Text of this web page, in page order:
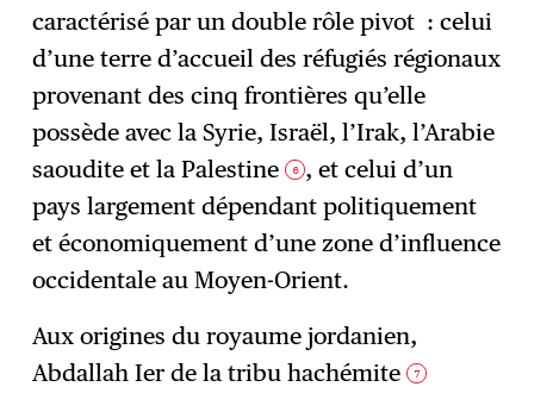
caractérisé par un double rôle pivot : celui
d’une terre d’accueil des réfugiés régionaux
provenant des cinq frontières qu’elle
possède avec la Syrie, Israël, l’Irak, l’Arabie
saoudite et la Palestine 6 , et celui d’un
pays largement dépendant politiquement
et économiquement d’une zone d’influence
occidentale au Moyen-Orient.
Aux origines du royaume jordanien,
Abdallah Ier de la tribu hachémite 7